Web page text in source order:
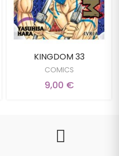
KINGDOM 33
COMICS
9,00 €